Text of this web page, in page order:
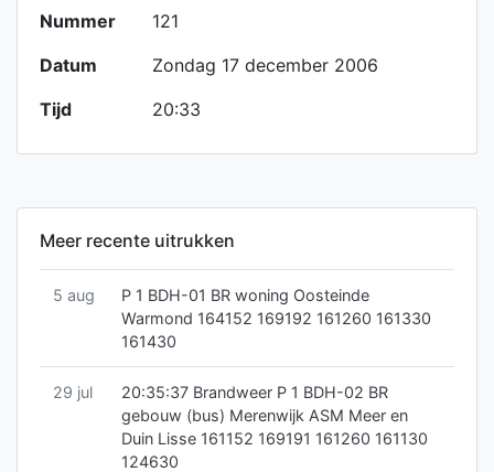
Nummer
121
Datum
Zondag 17 december 2006
Tijd
20:33
Meer recente uitrukken
5 aug
P 1 BDH-01 BR woning Oosteinde
Warmond 164152 169192 161260 161330
161430
29 jul
20:35:37 Brandweer P 1 BDH-02 BR
gebouw (bus) Merenwijk ASM Meer en
Duin Lisse 161152 169191 161260 161130
124630